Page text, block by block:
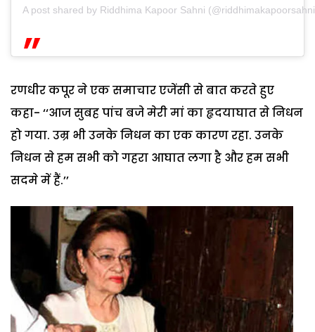
A post shared by Riddhima Kapoor Sahni
रणधीर कपूर ने एक समाचार एजेंसी से बात करते हुए
कहा- ‘‘आज सुबह पांच बजे मेरी मां का हृदयाघात से निधन
हो गया. उम्र भी उनके निधन का एक कारण रहा. उनके
निधन से हम सभी को गहरा आघात लगा है और हम सभी
सदमे में हैं.’’